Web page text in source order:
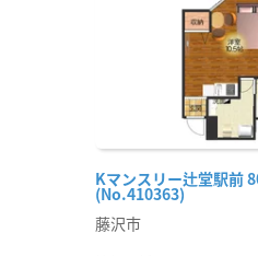
Kマンスリー辻堂駅前
(No.410363)
藤沢市